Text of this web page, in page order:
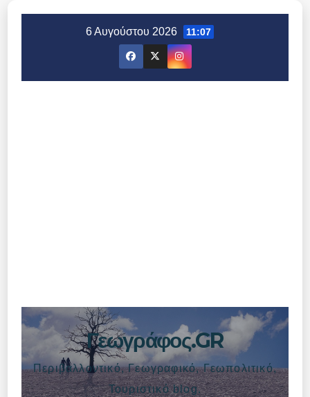
6 Αυγούστου 2026 11:07
Γεωγράφος.GR
Περιβαλλοντικό, Γεωγραφικό, Γεωπολιτικό,
Τουριστικό blog.